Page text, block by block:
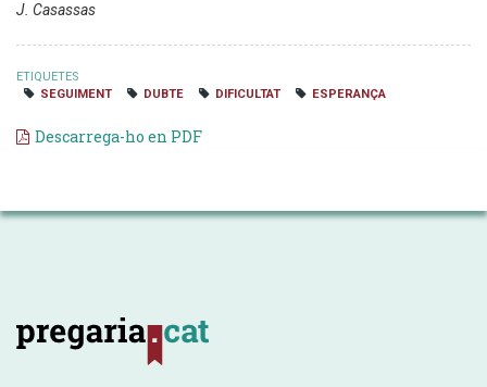
J. Casassas
ETIQUETES
SEGUIMENT
DUBTE DIFICULTAT ESPERANÇA
Descarrega-ho en PDF